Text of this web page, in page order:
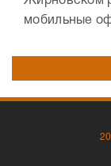
мобильные